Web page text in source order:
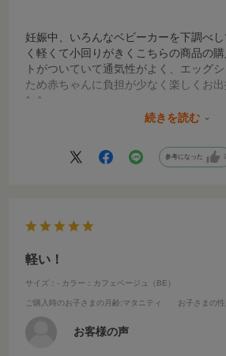
妊娠中、いろんなベビーカーを下調べ
く軽くて小回りがきくこちらの商品の
トがついていて通気性がよく、エッグ
ため赤ちゃんに負担が少なく楽しくお
^_^
10か月になりますが、とても活躍して
続きを読む
参考になった 2
軽い！
サイズ：- カラー：カフェベージュ（BE）
ご購入時のお子さまの月齢:マタニティ お子さまの性
お客様の声